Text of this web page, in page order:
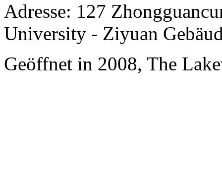
Adresse: 127
University - Ziyuan
Geöffnet in 2008, The